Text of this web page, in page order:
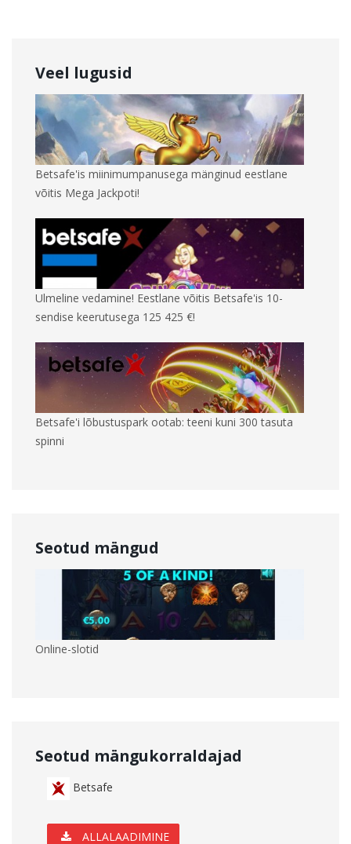
Veel lugusid
Betsafe'is miinimumpanusega mänginud eestlane
võitis Mega Jackpoti!
Ulmeline vedamine! Eestlane võitis Betsafe'is 10-
sendise keerutusega 125 425 €!
Betsafe'i lõbustuspark ootab: teeni kuni 300 tasuta
spinni
Seotud mängud
Online-slotid
Seotud mängukorraldajad
Betsafe
ALLALAADIMINE